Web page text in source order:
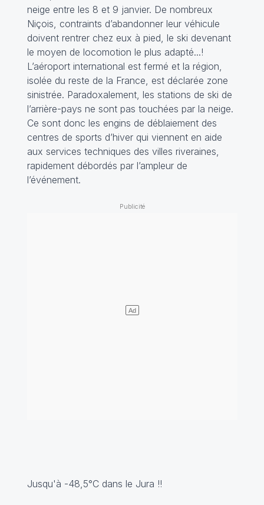
neige entre les 8 et 9 janvier. De nombreux
Niçois, contraints d’abandonner leur véhicule
doivent rentrer chez eux à pied, le ski devenant
le moyen de locomotion le plus adapté...!
L’aéroport international est fermé et la région,
isolée du reste de la France, est déclarée zone
sinistrée. Paradoxalement, les stations de ski de
l’arrière-pays ne sont pas touchées par la neige.
Ce sont donc les engins de déblaiement des
centres de sports d’hiver qui viennent en aide
aux services techniques des villes riveraines,
rapidement débordés par l’ampleur de
l’événement.
Jusqu'à -48,5°C dans le Jura !!